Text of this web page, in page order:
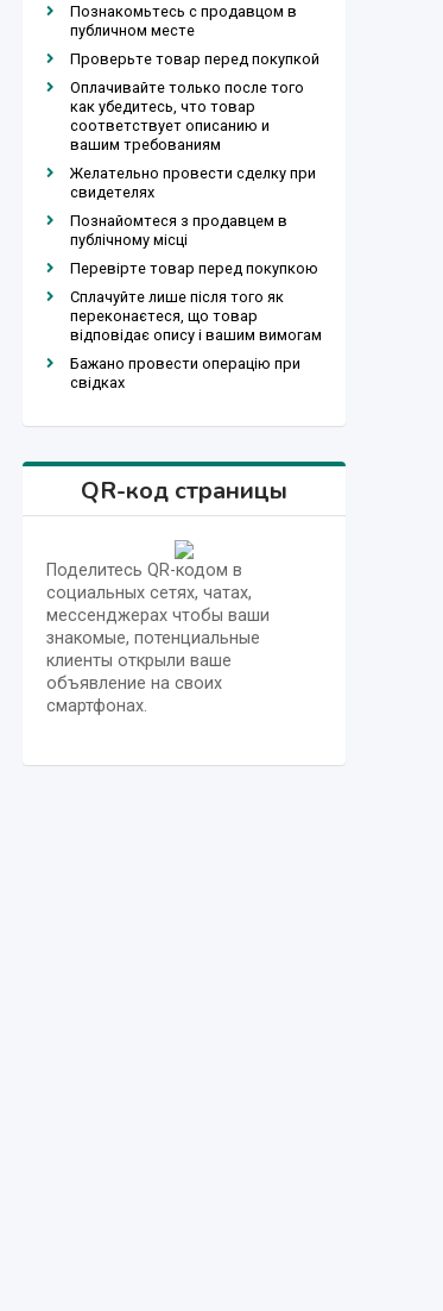
Познакомьтесь с продавцом в
публичном месте
Проверьте товар перед покупкой
Оплачивайте только после того
как убедитесь, что товар
соответствует описанию и
вашим требованиям
Желательно провести сделку при
свидетелях
Познайомтеся з продавцем в
публічному місці
Перевірте товар перед покупкою
Сплачуйте лише після того як
переконаєтеся, що товар
відповідає опису і вашим вимогам
Бажано провести операцію при
свідках
QR-код страницы
Поделитесь QR-кодом в
социальных сетях, чатах,
мессенджерах чтобы ваши
знакомые, потенциальные
клиенты открыли ваше
объявление на своих
смартфонах.